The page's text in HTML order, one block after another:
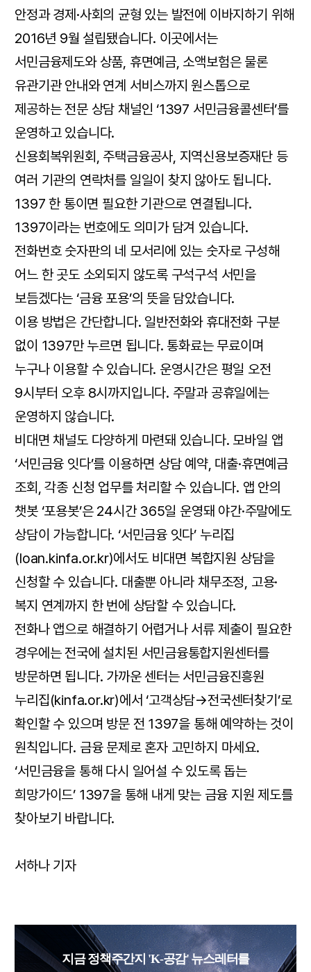
안정과 경제·사회의 균형 있는 발전에 이바지하기 위해
2016년 9월 설립됐습니다. 이곳에서는
서민금융제도와 상품, 휴면예금, 소액보험은 물론
유관기관 안내와 연계 서비스까지 원스톱으로
제공하는 전문 상담 채널인 ‘1397 서민금융콜센터’를
운영하고 있습니다.
신용회복위원회, 주택금융공사, 지역신용보증재단 등
여러 기관의 연락처를 일일이 찾지 않아도 됩니다.
1397 한 통이면 필요한 기관으로 연결됩니다.
1397이라는 번호에도 의미가 담겨 있습니다.
전화번호 숫자판의 네 모서리에 있는 숫자로 구성해
어느 한 곳도 소외되지 않도록 구석구석 서민을
보듬겠다는 ‘금융 포용’의 뜻을 담았습니다.
이용 방법은 간단합니다. 일반전화와 휴대전화 구분
없이 1397만 누르면 됩니다. 통화료는 무료이며
누구나 이용할 수 있습니다. 운영시간은 평일 오전
9시부터 오후 8시까지입니다. 주말과 공휴일에는
운영하지 않습니다.
비대면 채널도 다양하게 마련돼 있습니다. 모바일 앱
‘서민금융 잇다’를 이용하면 상담 예약, 대출·휴면예금
조회, 각종 신청 업무를 처리할 수 있습니다. 앱 안의
챗봇 ‘포용봇’은 24시간 365일 운영돼 야간·주말에도
상담이 가능합니다. ‘서민금융 잇다’ 누리집
(loan.kinfa.or.kr)에서도 비대면 복합지원 상담을
신청할 수 있습니다. 대출뿐 아니라 채무조정, 고용·
복지 연계까지 한 번에 상담할 수 있습니다.
전화나 앱으로 해결하기 어렵거나 서류 제출이 필요한
경우에는 전국에 설치된 서민금융통합지원센터를
방문하면 됩니다. 가까운 센터는 서민금융진흥원
누리집(kinfa.or.kr)에서 ‘고객상담→전국센터찾기’로
확인할 수 있으며 방문 전 1397을 통해 예약하는 것이
원칙입니다. 금융 문제로 혼자 고민하지 마세요.
‘서민금융을 통해 다시 일어설 수 있도록 돕는
희망가이드’ 1397을 통해 내게 맞는 금융 지원 제도를
찾아보기 바랍니다.
서하나 기자
지금 정책주간지 'K-공감' 뉴스레터를